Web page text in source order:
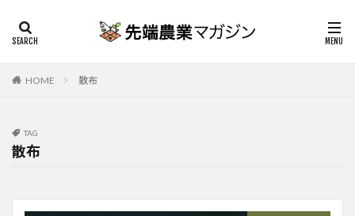
HOME 散布
TAG
散布